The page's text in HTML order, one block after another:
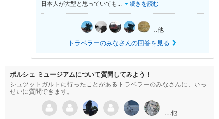
日本人が大型と思っていても ... 続きを読む
…他
トラベラーのみなさんの回答を見る
ポルシェ ミュージアムについて質問してみよう！
シュツットガルトに行ったことがあるトラベラーのみなさんに、いっ
せいに質問できます。
…他